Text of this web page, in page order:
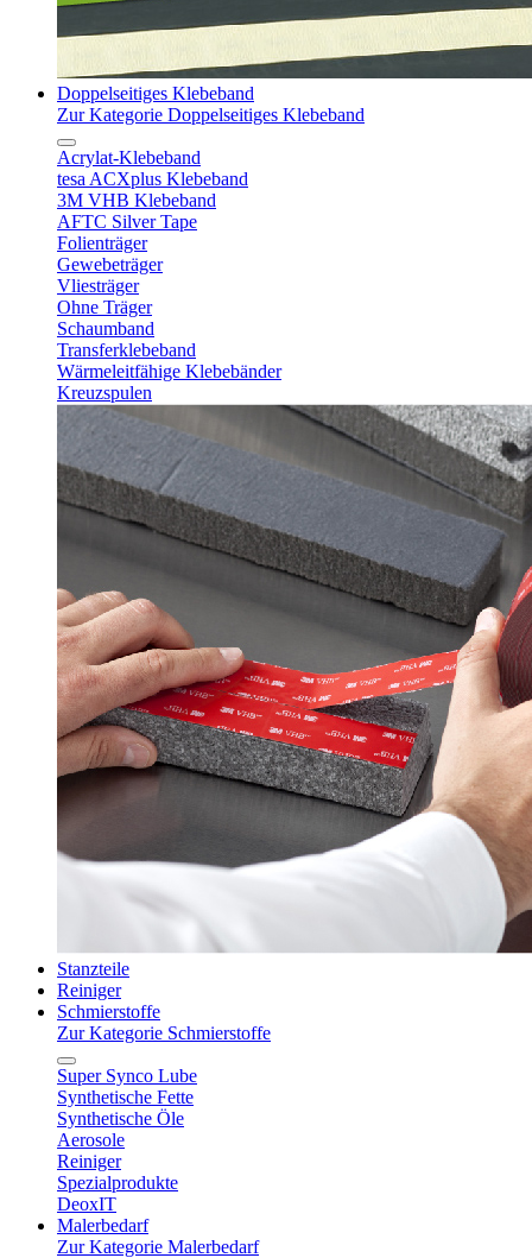
Doppelseitiges Klebeband
Zur Kategorie Doppelseitiges Klebeband
Acrylat-Klebeband
tesa ACXplus Klebeband
3M VHB Klebeband
AFTC Silver Tape
Folienträger
Gewebeträger
Vliesträger
Ohne Träger
Schaumband
Transferklebeband
Wärmeleitfähige Klebebänder
Kreuzspulen
Stanzteile
Reiniger
Schmierstoffe
Zur Kategorie Schmierstoffe
Super Synco Lube
Synthetische Fette
Synthetische Öle
Aerosole
Reiniger
Spezialprodukte
DeoxIT
Malerbedarf
Zur Kategorie Malerbedarf